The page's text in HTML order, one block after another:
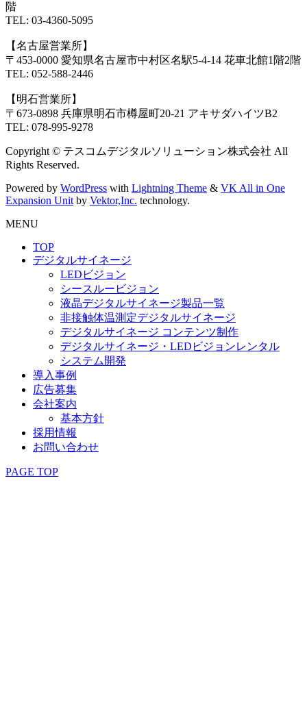
階
TEL: 03-4360-5095
【名古屋営業所】
〒453-0000 愛知県名古屋市中村区名駅5-4-14 花車北館1階2階
TEL: 052-588-2446
【明石営業所】
〒673-0898 兵庫県明石市樽屋町20-21 アキサダハイツB2
TEL: 078-995-9278
Copyright © テスコムデジタルソリューション株式会社 All
Rights Reserved.
Powered by WordPress with Lightning Theme & VK All in One
Expansion Unitby Vektor,Inc. technology.
MENU
TOP
デジタルサイネージ
LEDビジョン
シースルービジョン
液晶デジタルサイネージ製品一覧
非接触体温測定デジタルサイネージ
デジタルサイネージ コンテンツ制作
デジタルサイネージ・LEDビジョンレンタル
システム開発
導入事例
広告募集
会社案内
基本方針
採用情報
お問い合わせ
PAGE TOP